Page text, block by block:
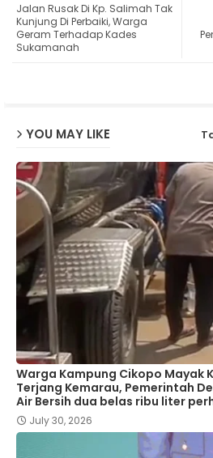
ter
Jalan Rusak Di Kp. Salimah Tak
Kunjung Di Perbaiki, Warga
Geram Terhadap Kades
Sukamanah
YOU MAY LIKE
Warga Kampung Cikopo Mayak
Terjang Kemarau, Pemerintah
Air Bersih dua belas ribu liter
July 30, 2026